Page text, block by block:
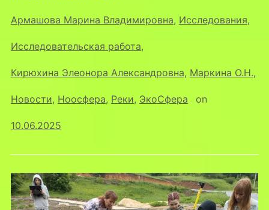
Армашова Марина Владимировна, Исследования,
Исследовательская работа,
Кирюхина Элеонора Александровна, Маркина О.Н.,
Новости, Ноосфера, Реки, ЭкоСфера on
10.06.2025